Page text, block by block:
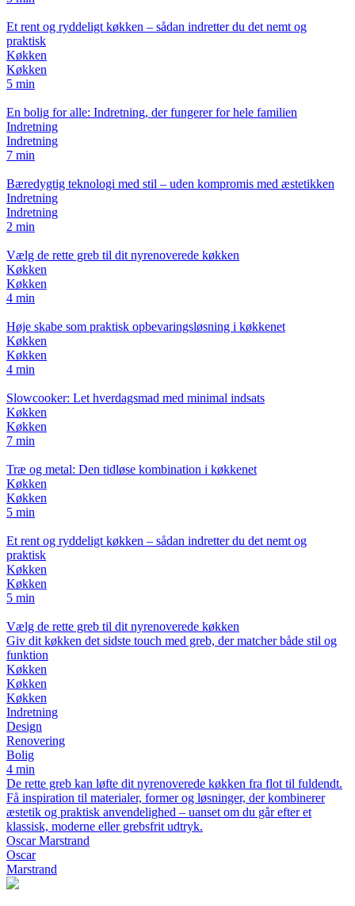
Et rent og ryddeligt køkken – sådan indretter du det nemt og
praktisk
Køkken
Køkken
5 min
En bolig for alle: Indretning, der fungerer for hele familien
Indretning
Indretning
7 min
Bæredygtig teknologi med stil – uden kompromis med æstetikken
Indretning
Indretning
2 min
Vælg de rette greb til dit nyrenoverede køkken
Køkken
Køkken
4 min
Høje skabe som praktisk opbevaringsløsning i køkkenet
Køkken
Køkken
4 min
Slowcooker: Let hverdagsmad med minimal indsats
Køkken
Køkken
7 min
Træ og metal: Den tidløse kombination i køkkenet
Køkken
Køkken
5 min
Et rent og ryddeligt køkken – sådan indretter du det nemt og
praktisk
Køkken
Køkken
5 min
Vælg de rette greb til dit nyrenoverede køkken
Giv dit køkken det sidste touch med greb, der matcher både stil og
funktion
Køkken
Køkken
Køkken
Indretning
Design
Renovering
Bolig
4 min
De rette greb kan løfte dit nyrenoverede køkken fra flot til fuldendt.
Få inspiration til materialer, former og løsninger, der kombinerer
æstetik og praktisk anvendelighed – uanset om du går efter et
klassisk, moderne eller grebsfrit udtryk.
Oscar Marstrand
Oscar
Marstrand